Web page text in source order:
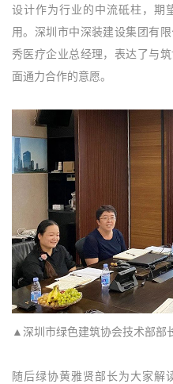
设计作为行业的中流砥柱，期
用。深圳市中深装建设集团有
秀医疗企业总经理，表达了与
面通力合作的意愿。
▲深圳市绿色建筑协会技术部部
随后绿协黄雅贤部长为大家解